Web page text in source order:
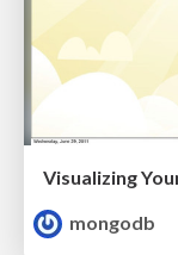
mongodb